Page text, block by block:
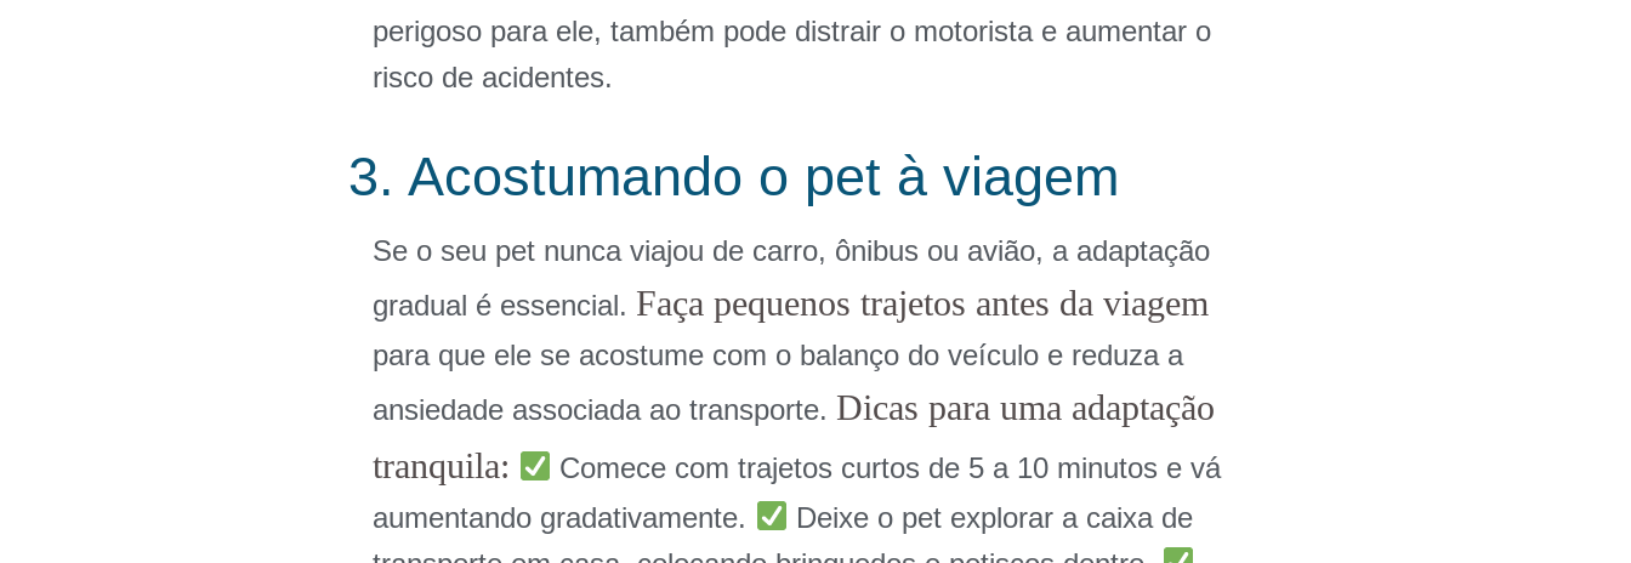
perigoso para ele, também pode distrair o motorista e aumentar o
risco de acidentes.
3. Acostumando o pet à viagem
Se o seu pet nunca viajou de carro, ônibus ou avião, a adaptação
gradual é essencial. Faça pequenos trajetos antes da viagem
para que ele se acostume com o balanço do veículo e reduza a
ansiedade associada ao transporte. Dicas para uma adaptação
tranquila:
Comece com trajetos curtos de 5 a 10 minutos e vá
aumentando gradativamente.
Deixe o pet explorar a caixa de